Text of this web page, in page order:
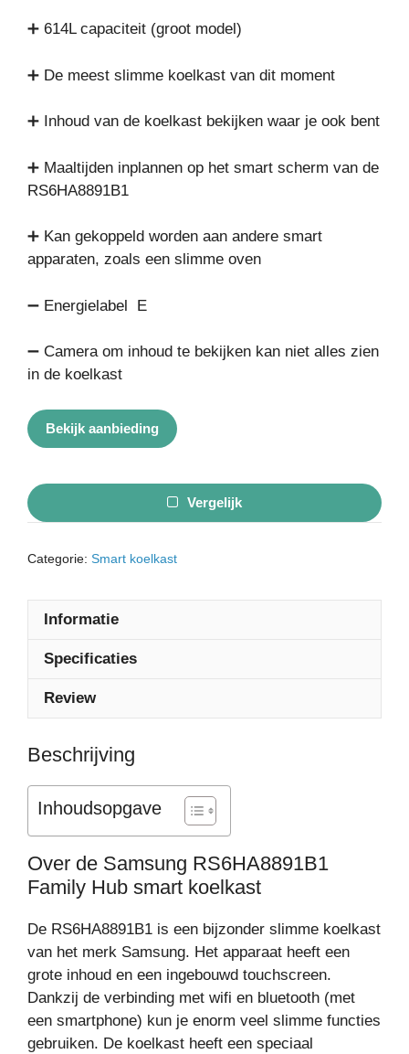
➕ 614L capaciteit (groot model)
➕ De meest slimme koelkast van dit moment
➕ Inhoud van de koelkast bekijken waar je ook bent
➕ Maaltijden inplannen op het smart scherm van de
RS6HA8891B1
➕ Kan gekoppeld worden aan andere smart
apparaten, zoals een slimme oven
➖ Energielabel E
➖ Camera om inhoud te bekijken kan niet alles zien
in de koelkast
Bekijk aanbieding
Vergelijk
Categorie: Smart koelkast
Informatie
Specificaties
Review
Beschrijving
Inhoudsopgave
Over de Samsung RS6HA8891B1
Family Hub smart koelkast
De RS6HA8891B1 is een bijzonder slimme koelkast
van het merk Samsung. Het apparaat heeft een
grote inhoud en een ingebouwd touchscreen.
Dankzij de verbinding met wifi en bluetooth (met
een smartphone) kun je enorm veel slimme functies
gebruiken. De koelkast heeft een speciaal